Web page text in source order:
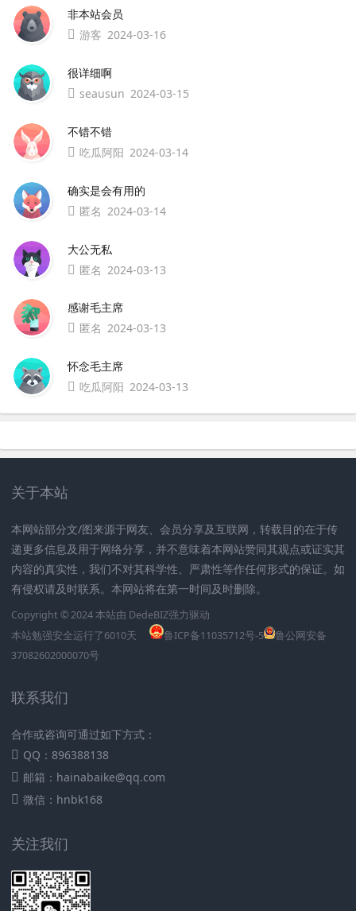
非本站会员
游客 2024-03-16
很详细啊
seausun 2024-03-15
不错不错
吃瓜阿阳 2024-03-14
确实是会有用的
匿名 2024-03-14
大公无私
匿名 2024-03-13
感谢毛主席
匿名 2024-03-13
怀念毛主席
吃瓜阿阳 2024-03-13
关于本站
本网站部分文/图来源于网友、会员分享及互联网，转载目的在于传
递更多信息及用于网络分享，并不意味着本网站赞同其观点或证实其
内容的真实性，我们不对其科学性、严肃性等作任何形式的保证。如
有侵权请及时联系。本网站将在第一时间及时删除。
Copyright © 2024 本站由 DedeBIZ强力驱动
本站勉强安全运行了6010天 鲁ICP备11035712号-5
鲁公网安备
37082602000070号
联系我们
合作或咨询可通过如下方式：
QQ：896388138
邮箱：hainabaike@qq.com
微信：hnbk168
关注我们